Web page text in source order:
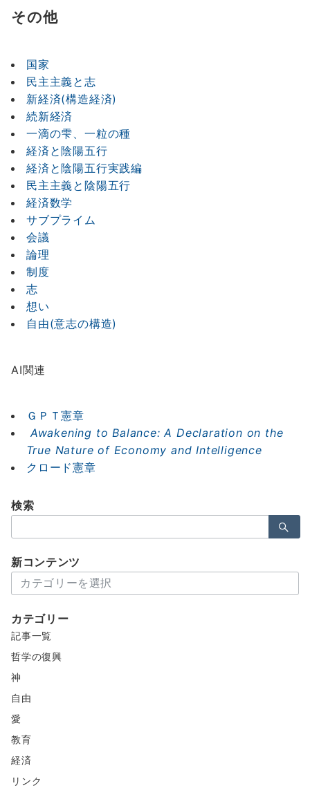
その他
国家
民主主義と志
新経済(構造経済)
続新経済
一滴の雫、一粒の種
経済と陰陽五行
経済と陰陽五行実践編
民主主義と陰陽五行
経済数学
サブプライム
会議
論理
制度
志
想い
自由(意志の構造)
AI関連
ＧＰＴ憲章
Awakening to Balance: A Declaration on the
True Nature of Economy and Intelligence
クロード憲章
検索
索：
新コンテンツ
コ
テ
ン
ツ
カテゴリー
記事一覧
哲学の復興
神
自由
愛
教育
経済
リンク